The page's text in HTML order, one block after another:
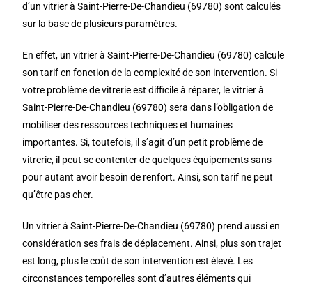
d’un vitrier à Saint-Pierre-De-Chandieu (69780) sont calculés
sur la base de plusieurs paramètres.
En effet, un vitrier à Saint-Pierre-De-Chandieu (69780) calcule
son tarif en fonction de la complexité de son intervention. Si
votre problème de vitrerie est difficile à réparer, le vitrier à
Saint-Pierre-De-Chandieu (69780) sera dans l’obligation de
mobiliser des ressources techniques et humaines
importantes. Si, toutefois, il s’agit d’un petit problème de
vitrerie, il peut se contenter de quelques équipements sans
pour autant avoir besoin de renfort. Ainsi, son tarif ne peut
qu’être pas cher.
Un vitrier à Saint-Pierre-De-Chandieu (69780) prend aussi en
considération ses frais de déplacement. Ainsi, plus son trajet
est long, plus le coût de son intervention est élevé. Les
circonstances temporelles sont d’autres éléments qui